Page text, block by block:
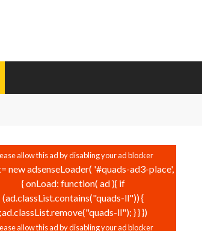
new adsenseLoader( '#quads-ad3-place',
{ onLoad: function( ad ){ if
(ad.classList.contains("quads-ll")) {
ad.classList.remove("quads-ll"); } } });